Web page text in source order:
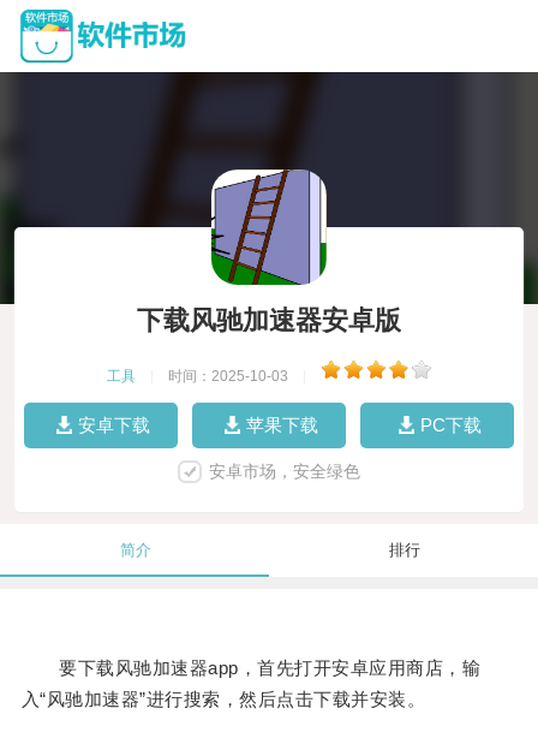
下载风驰加速器安卓版
工具 时间：2025-10-03
安卓下载 苹果下载 PC下载
安卓市场，安全绿色
简介 排行
要下载风驰加速器app，首先打开安卓应用商店，输
入“风驰加速器”进行搜索，然后点击下载并安装。